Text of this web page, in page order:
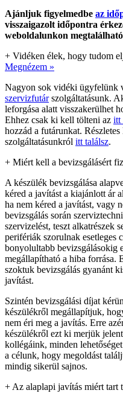
Ajánljuk figyelmedbe az
visszaigazolt időpontra
weboldalunkon
+ Vidéken élek, hogy tudom
Megnézem »
Nagyon sok vidéki ügyfelünk
szervizfutárszolgáltatásunk.
leforgása alatt visszakerülhet
Ehhez csak ki kell tölteni az itt
hozzád a futárunkat.
szolgáltatásunkról itt találsz.
+ Miért kell a bevizsgálásért
A készülék bevizsgálása
kéred a javítást a kiajánlott ár
ha nem kéred a javítást, vagy
bevizsgálás során
szervizelést, teszt alkatrészek
perifériák szorulnak esetleges
bonyolultabb bevizsgálásokig
megállapítható a hiba forrása.
szoktuk bevizsgálás gyanánt
javítást.
Szintén bevizsgálási díjat
készülékről megállapítjuk,
nem éri meg a javítás. Erre
készülékről ezt ki merjük
kollégáink, minden
a célunk, hogy megoldást
mindig sikerül sajnos.
+ Az alaplapi javítás miért tart